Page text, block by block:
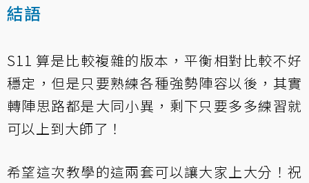
結語
S11 算是比較複雜的版本，平衡相對比較不好
穩定，但是只要熟練各種強勢陣容以後，其實
轉陣思路都是大同小異，剩下只要多多練習就
可以上到大師了！
希望這次教學的這兩套可以讓大家上大分！祝